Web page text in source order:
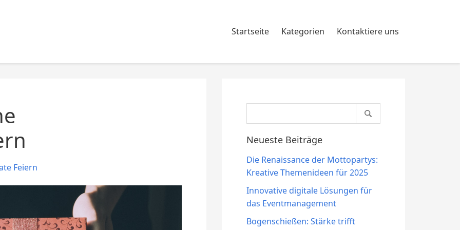
Startseite Kategorien Kontaktiere uns
Feiern
for:
Neueste Beiträge
Die Renaissance der Mottopartys:
Kreative Themenideen für 2025
Innovative digitale Lösungen für
das Eventmanagement
Bogenschießen: Stärke trifft